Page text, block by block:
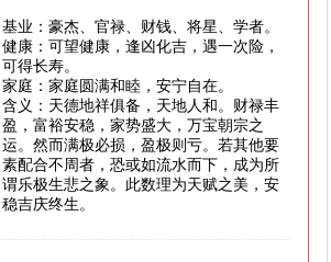
基业：豪杰、官禄、财钱、将星、学者。
健康：可望健康，逢凶化吉，遇一次险，
可得长寿。
家庭：家庭圆满和睦，安宁自在。
含义：天德地祥俱备，天地人和。财禄丰
盈，富裕安稳，家势盛大，万宝朝宗之
运。然而满极必损，盈极则亏。若其他要
素配合不周者，恐或如流水而下，成为所
谓乐极生悲之象。此数理为天赋之美，安
稳吉庆终生。